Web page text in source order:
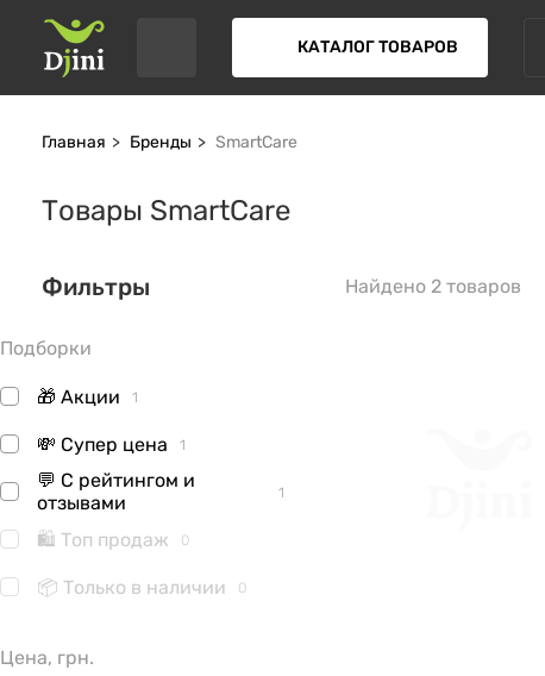
КАТАЛОГ ТОВАРОВ
Главная Бренды SmartCare
Товары SmartCare
Фильтры Найдено 2 товаров
Подборки
🎁 Акции 1
💸 Супер цена 1
💬 С рейтингом и
отзывами
1
🛍 Топ продаж 0
📦 Только в наличии 0
Цена, грн.